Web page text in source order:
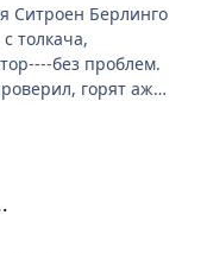
Ситроен Берлинго
толкача,
без проблем.
горят аж
тоже горит).Сделал
американской